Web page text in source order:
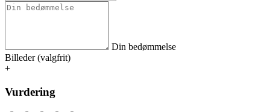
Din bedømmelse
Billeder (valgfrit)
+
Vurdering